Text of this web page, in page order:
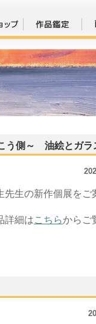
う側～ 油絵とガラ
先生の新作個展をご
詳細はこちらからご